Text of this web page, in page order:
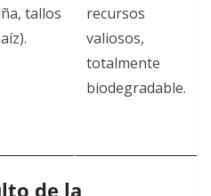
tallos
recursos
valiosos,
totalmente
biodegradable.
de la